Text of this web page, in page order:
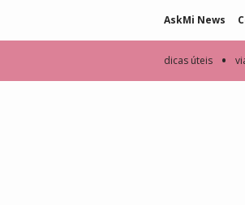
AskMi News
dicas úteis •